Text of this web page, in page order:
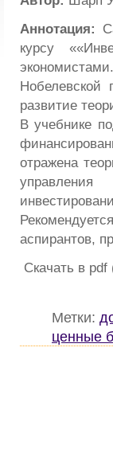
Аннотация:
курсу
Нобелевской
развитие
В учебнике
отражена
аспирантов,
Скачать в
Метки:
ценные